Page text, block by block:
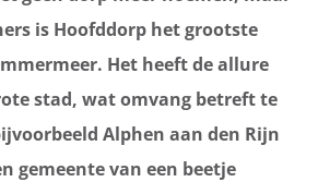
is Hoofddorp het grootste
Het heeft de allure
stad, wat omvang betreft te
Alphen aan den Rijn
gemeente van een beetje